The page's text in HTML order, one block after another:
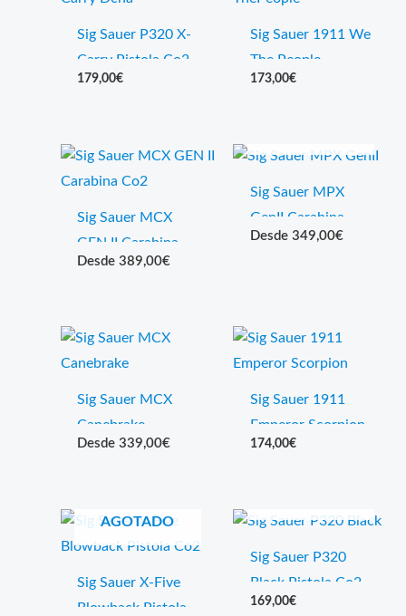
Sig Sauer P320 X-
Carry Pistola Co2
Pack
179,00€
Sig Sauer 1911 We
The People
Blowback Pistola
173,00€
Sig Sauer MCX
GEN II Carabina
Co2 Pack
389,00€
Sig Sauer MPX
GenII Carabina
Co2 Pack
349,00€
Sig Sauer MCX
Canebrake
Carabina Co2
339,00€
Sig Sauer 1911
Emperor Scorpion
Blowback Pistola
174,00€
AGOTADO
Sig Sauer X-Five
Blowback Pistola
Sig Sauer P320
Black Pistola Co2
Pack
169,00€